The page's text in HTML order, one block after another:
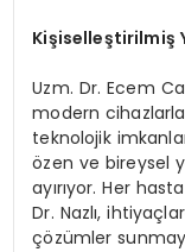
Kişiselleştirilmiş
Uzm. Dr. Ecem
modern
teknolojik
özen ve bireysel
ayırıyor. Her
Dr. Nazlı,
çözümler